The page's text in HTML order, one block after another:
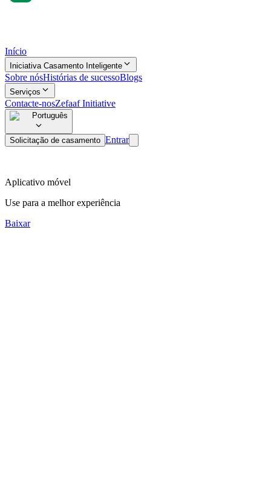
Início
Iniciativa Casamento Inteligente
Sobre nósHistórias de sucessoBlogs
Serviços
Contacte-nosZefaaf Initiative
Português
Solicitação de casamento Entrar
Aplicativo móvel
Use para a melhor experiência
Baixar